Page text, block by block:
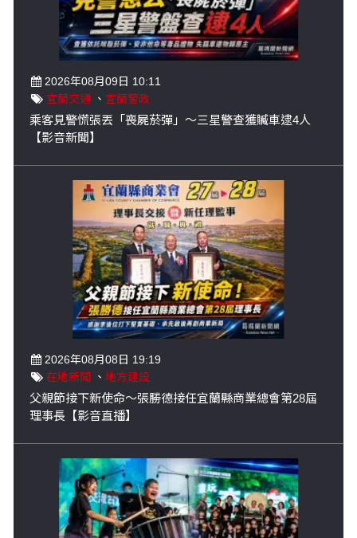
2026年08月09日 10:11
宜蘭交通 、 宜蘭警政
乘客見警慌張丟「喪屍菸彈」～三星警查獲贓車逮4人
【影音新聞】
2026年08月08日 19:19
在地新聞
、 地方建設
父親節接下新使命～張勝德接任宜蘭縣商業總會第28屆
理事長【影音直播】